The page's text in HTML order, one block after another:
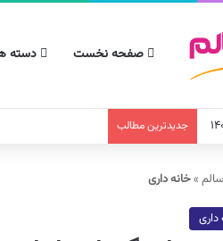
صفحه نخست دسته
جدیدترین مطالب
»خانه داری
داری